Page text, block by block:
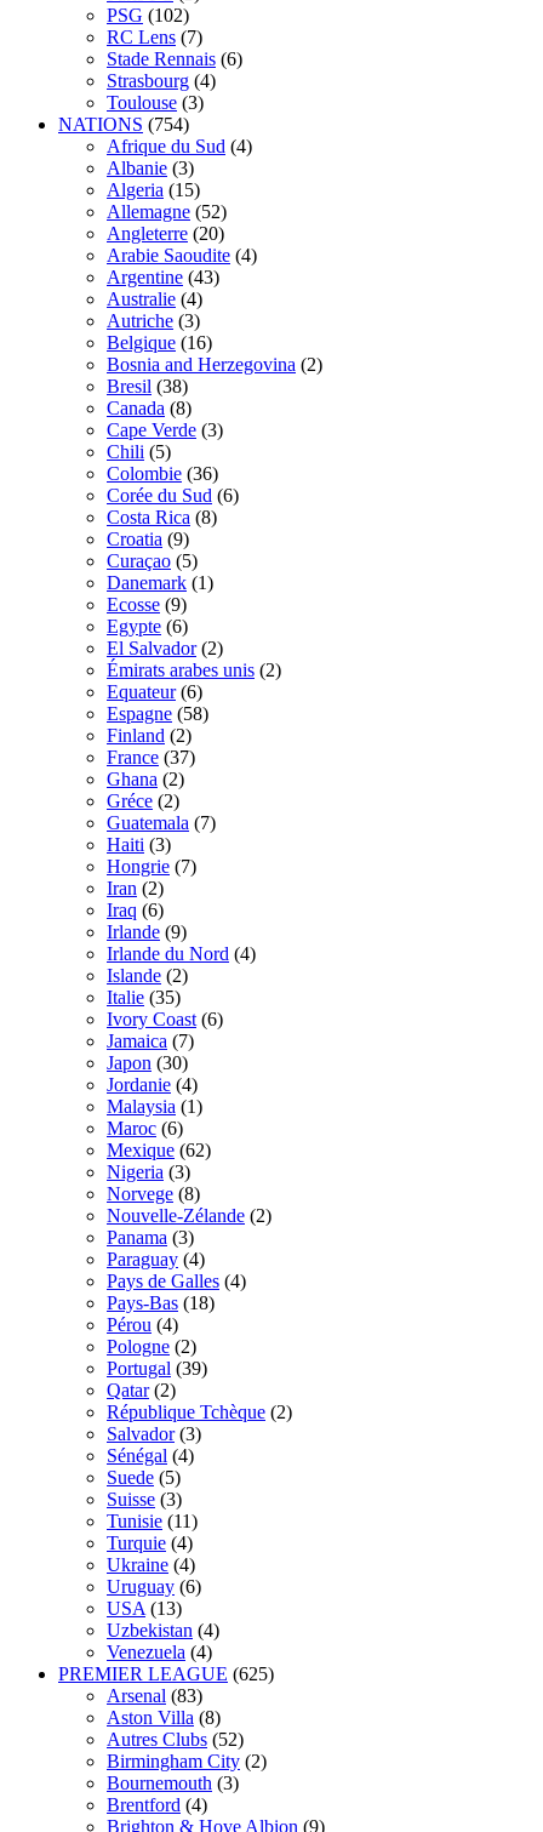
PSG (102)
RC Lens (7)
Stade Rennais (6)
Strasbourg (4)
Toulouse (3)
NATIONS (754)
Afrique du Sud (4)
Albanie (3)
Algeria (15)
Allemagne (52)
Angleterre (20)
Arabie Saoudite (4)
Argentine (43)
Australie (4)
Autriche (3)
Belgique (16)
Bosnia and Herzegovina (2)
Bresil (38)
Canada (8)
Cape Verde (3)
Chili (5)
Colombie (36)
Corée du Sud (6)
Costa Rica (8)
Croatia (9)
Curaçao (5)
Danemark (1)
Ecosse (9)
Egypte (6)
El Salvador (2)
Émirats arabes unis (2)
Equateur (6)
Espagne (58)
Finland (2)
France (37)
Ghana (2)
Gréce (2)
Guatemala (7)
Haiti (3)
Hongrie (7)
Iran (2)
Iraq (6)
Irlande (9)
Irlande du Nord (4)
Islande (2)
Italie (35)
Ivory Coast (6)
Jamaica (7)
Japon (30)
Jordanie (4)
Malaysia (1)
Maroc (6)
Mexique (62)
Nigeria (3)
Norvege (8)
Nouvelle-Zélande (2)
Panama (3)
Paraguay (4)
Pays de Galles (4)
Pays-Bas (18)
Pérou (4)
Pologne (2)
Portugal (39)
Qatar (2)
République Tchèque (2)
Salvador (3)
Sénégal (4)
Suede (5)
Suisse (3)
Tunisie (11)
Turquie (4)
Ukraine (4)
Uruguay (6)
USA (13)
Uzbekistan (4)
Venezuela (4)
PREMIER LEAGUE (625)
Arsenal (83)
Aston Villa (8)
Autres Clubs (52)
Birmingham City (2)
Bournemouth (3)
Brentford (4)
Brighton & Hove Albion (9)